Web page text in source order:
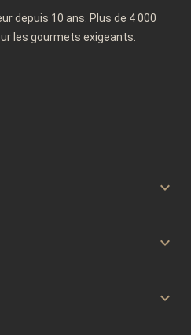
depuis 10 ans. Plus de 4 000
les gourmets exigeants.


